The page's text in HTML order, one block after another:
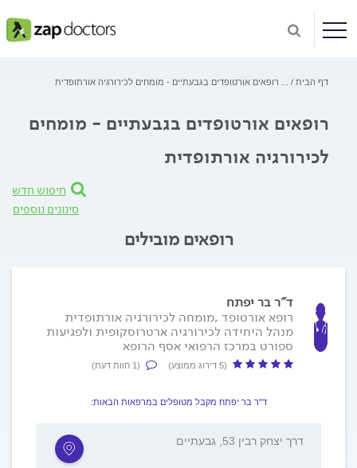
דף הבית רופאים אורטופדים בגבעתיים - מומחים לכירורגיה אורתופדית
רופאים אורטופדים בגבעתיים - מומחים
לכירורגיה אורתופדית
חיפוש חדש
סינונים נוספים
רופאים מובילים
ד"ר בר יפתח
רופא אורטופד ,מומחה לכירורגיה אורתופדית
מנהל היחידה לכירורגיה ארטרוסקופית ולפגיעות
ספורט במרכז הרפואי אסף הרופא
(5 דירוג ממוצע) (1 חוות דעת)
ד"ר בר יפתח מקבל מטופלים במרפאות הבאות:
דרך יצחק רבין 53, גבעתיים